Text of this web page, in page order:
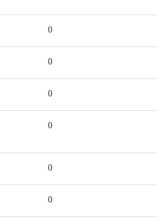
0
0
0
0
0
0